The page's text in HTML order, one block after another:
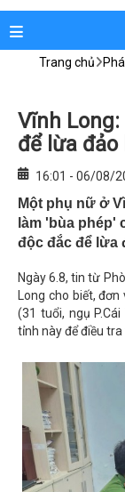
Trang chủ
Vĩnh
để lừa
16:01 - 06/08/
Một phụ nữ ở
làm 'bùa phép'
độc đắc để lừa
Ngày 6.8, tin từ
Long cho biết,
(31 tuổi, ngụ
tỉnh này để điều